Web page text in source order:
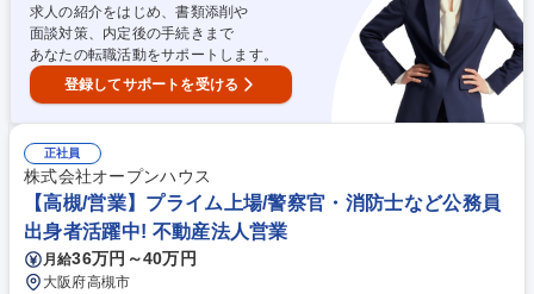
場の司令塔」のような存在です。 【セミナー参加後の流れ】選考希望＆書
類合格者へは、後日WEB面接(1回)をご案内いたします。 募集職種 ★応募
意思不問★【神奈川/建設エンジニア】未経験・第二新卒OK/無期雇用派遣
求人の紹介をはじめ、書類添削や
面談対策、内定後の手続きまで
あなたの転職活動をサポートします。
登録してサポートを受ける
正社員
株式会社オープンハウス
【高槻/営業】プライム上場/警察官・消防士など公務員
出身者活躍中! 不動産法人営業
月給36万円～40万円
大阪府高槻市